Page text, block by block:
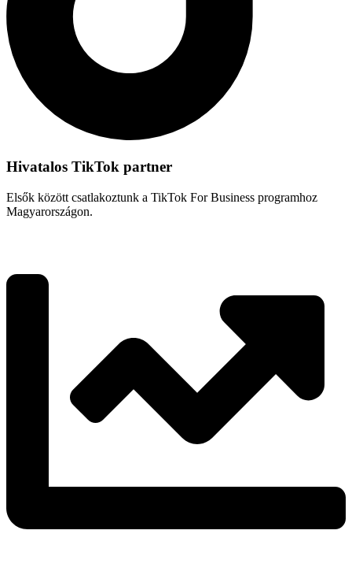
Hivatalos TikTok partner
Elsők között csatlakoztunk a TikTok For Business programhoz
Magyarországon.